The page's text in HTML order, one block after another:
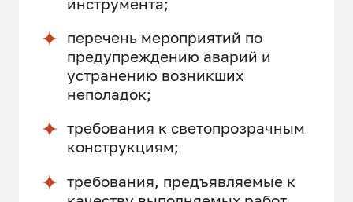
перечень мероприятий по
предупреждению аварий и
устранению возникших
неполадок;
требования к светопрозрачным
конструкциям;
требования, предъявляемые к